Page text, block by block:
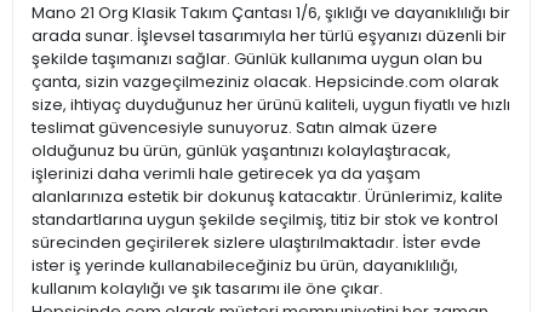
Mano 21 Org Klasik Takım Çantası 1/6, şıklığı ve dayanıklılığı bir
arada sunar. İşlevsel tasarımıyla her türlü eşyanızı düzenli bir
şekilde taşımanızı sağlar. Günlük kullanıma uygun olan bu
çanta, sizin vazgeçilmeziniz olacak. Hepsicinde.com olarak
size, ihtiyaç duyduğunuz her ürünü kaliteli, uygun fiyatlı ve hızlı
teslimat güvencesiyle sunuyoruz. Satın almak üzere
olduğunuz bu ürün, günlük yaşantınızı kolaylaştıracak,
işlerinizi daha verimli hale getirecek ya da yaşam
alanlarınıza estetik bir dokunuş katacaktır. Ürünlerimiz, kalite
standartlarına uygun şekilde seçilmiş, titiz bir stok ve kontrol
sürecinden geçirilerek sizlere ulaştırılmaktadır. İster evde
ister iş yerinde kullanabileceğiniz bu ürün, dayanıklılığı,
kullanım kolaylığı ve şık tasarımı ile öne çıkar.